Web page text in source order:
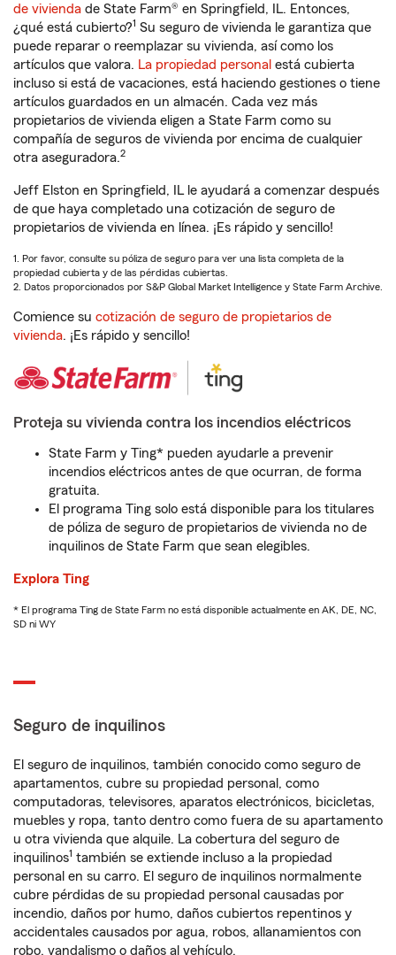
de vivienda de State Farm® en Springfield, IL. Entonces,
¿qué está cubierto?1 Su seguro de vivienda le garantiza que
puede reparar o reemplazar su vivienda, así como los
artículos que valora. La propiedad personal está cubierta
incluso si está de vacaciones, está haciendo gestiones o tiene
artículos guardados en un almacén. Cada vez más
propietarios de vivienda eligen a State Farm como su
compañía de seguros de vivienda por encima de cualquier
otra aseguradora.2
Jeff Elston en Springfield, IL le ayudará a comenzar después
de que haya completado una cotización de seguro de
propietarios de vivienda en línea. ¡Es rápido y sencillo!
1. Por favor, consulte su póliza de seguro para ver una lista completa de la
propiedad cubierta y de las pérdidas cubiertas.
2. Datos proporcionados por S&P Global Market Intelligence y State Farm Archive.
Comience su cotización de seguro de propietarios de
vivienda. ¡Es rápido y sencillo!
Proteja su vivienda contra los incendios eléctricos
State Farm y Ting* pueden ayudarle a prevenir
incendios eléctricos antes de que ocurran, de forma
gratuita.
El programa Ting solo está disponible para los titulares
de póliza de seguro de propietarios de vivienda no de
inquilinos de State Farm que sean elegibles.
Explora Ting
* El programa Ting de State Farm no está disponible actualmente en AK, DE, NC,
SD ni WY
Seguro de inquilinos
El seguro de inquilinos, también conocido como seguro de
apartamentos, cubre su propiedad personal, como
computadoras, televisores, aparatos electrónicos, bicicletas,
muebles y ropa, tanto dentro como fuera de su apartamento
u otra vivienda que alquile. La cobertura del seguro de
inquilinos1 también se extiende incluso a la propiedad
personal en su carro. El seguro de inquilinos normalmente
cubre pérdidas de su propiedad personal causadas por
incendio, daños por humo, daños cubiertos repentinos y
accidentales causados por agua, robos, allanamientos con
robo, vandalismo o daños al vehículo.